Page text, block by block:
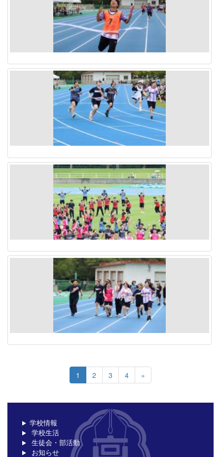
1 2 3 4 »
学校情報
学校生活
生徒会・部活動
お知らせ